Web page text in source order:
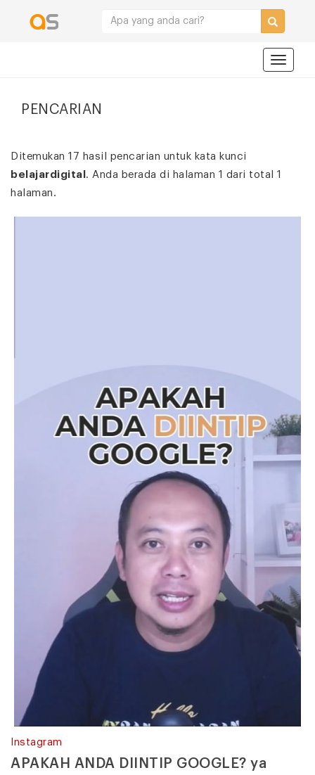
PENCARIAN
Ditemukan 17 hasil pencarian untuk kata kunci
belajardigital . Anda berada di halaman 1 dari total 1
halaman.
Instagram
APAKAH ANDA DIINTIP GOOGLE? ya